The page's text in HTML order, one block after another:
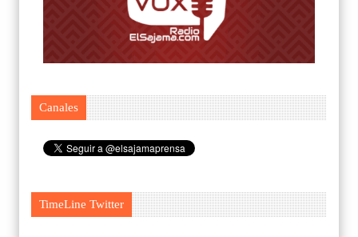
Canales
TimeLine Twitter